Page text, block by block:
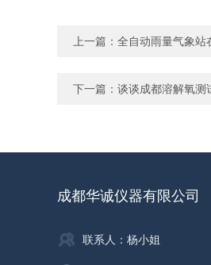
上一篇： 全自动雨量气象站
下一篇： 谈谈成都溶解氧测
成都华诚仪器有限公司
联系人：杨小姐